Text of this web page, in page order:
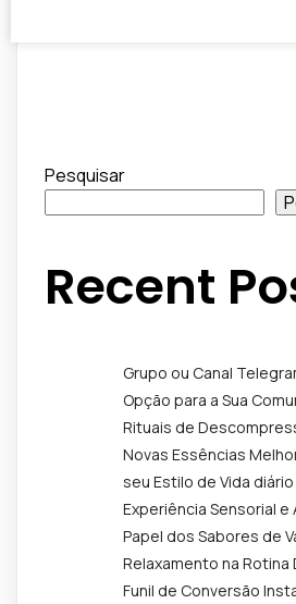
Pesquisar
Recent
Grupo ou Canal
Opção para a Sua
Rituais de
Novas Essências
seu Estilo de Vida diário
Experiência Sensorial e
Papel dos Sabores de
Relaxamento na Rotina
Funil de Conversão